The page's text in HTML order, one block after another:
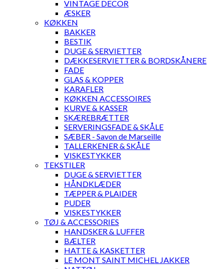
VINTAGE DECOR
ÆSKER
KØKKEN
BAKKER
BESTIK
DUGE & SERVIETTER
DÆKKESERVIETTER & BORDSKÅNERE
FADE
GLAS & KOPPER
KARAFLER
KØKKEN ACCESSOIRES
KURVE & KASSER
SKÆREBRÆTTER
SERVERINGSFADE & SKÅLE
SÆBER - Savon de Marseille
TALLERKENER & SKÅLE
VISKESTYKKER
TEKSTILER
DUGE & SERVIETTER
HÅNDKLÆDER
TÆPPER & PLAIDER
PUDER
VISKESTYKKER
TØJ & ACCESSORIES
HANDSKER & LUFFER
BÆLTER
HATTE & KASKETTER
LE MONT SAINT MICHEL JAKKER